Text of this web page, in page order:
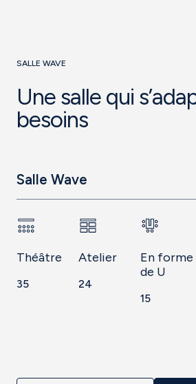
SALLE WAVE
Une salle qui
besoins
Salle Wave
Théâtre
35
Atelier
24
En forme
de U
15